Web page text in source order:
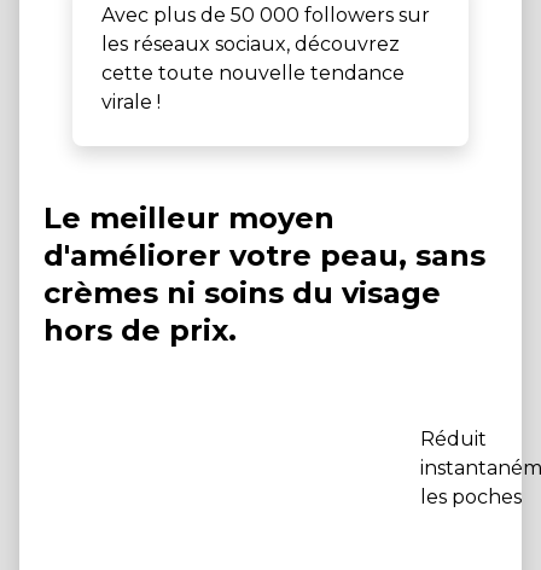
Avec plus de 50 000 followers sur
les réseaux sociaux, découvrez
cette toute nouvelle tendance
virale !
Le meilleur moyen
d'améliorer votre peau, sans
crèmes ni soins du visage
hors de prix.
Réduit
les poches